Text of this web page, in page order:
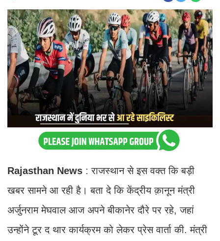
Rajasthan News : राजस्थान से इस वक्त कि बड़ी
खबर सामने आ रही है। बता दे कि केंद्रीय क़ानून मंत्री
अर्जुनराम मेघवाल आज अपने बीकानेर दौरे पर रहे, जहां
उन्होंने टूर द थार कार्यक्रम को लेकर प्रेस वार्ता की. मंत्री